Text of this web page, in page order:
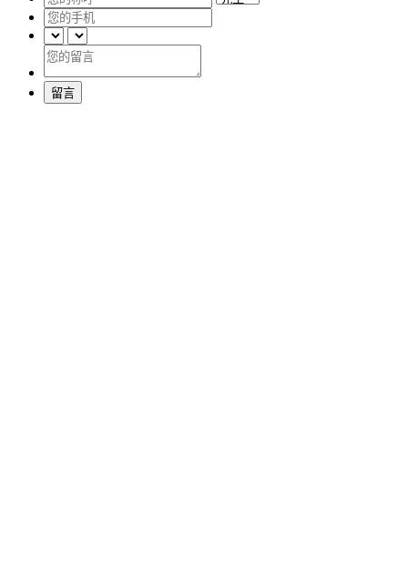
留言